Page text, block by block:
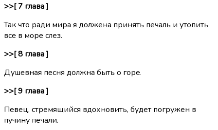
>>[ 7 глава ]
Так что ради мира я должена принять печаль и утопить
все в море слез.
>>[ 8 глава ]
Душевная песня должна быть о горе.
>>[ 9 глава ]
Певец, стремящийся вдохновить, будет погружен в
пучину печали.